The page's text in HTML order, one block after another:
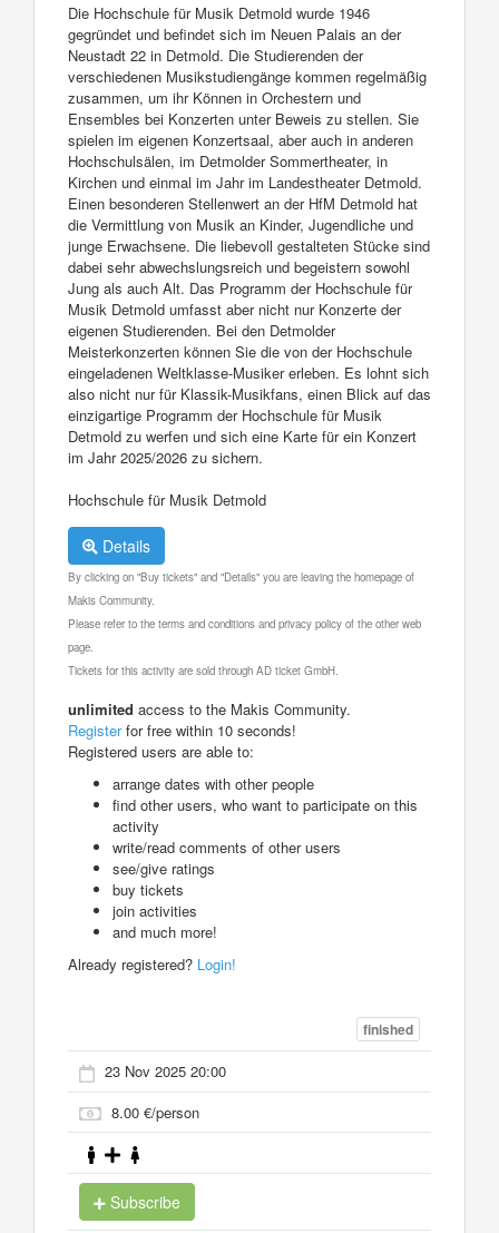
Die Hochschule für Musik Detmold wurde 1946
gegründet und befindet sich im Neuen Palais an der
Neustadt 22 in Detmold. Die Studierenden der
verschiedenen Musikstudiengänge kommen regelmäßig
zusammen, um ihr Können in Orchestern und
Ensembles bei Konzerten unter Beweis zu stellen. Sie
spielen im eigenen Konzertsaal, aber auch in anderen
Hochschulsälen, im Detmolder Sommertheater, in
Kirchen und einmal im Jahr im Landestheater Detmold.
Einen besonderen Stellenwert an der HfM Detmold hat
die Vermittlung von Musik an Kinder, Jugendliche und
junge Erwachsene. Die liebevoll gestalteten Stücke sind
dabei sehr abwechslungsreich und begeistern sowohl
Jung als auch Alt. Das Programm der Hochschule für
Musik Detmold umfasst aber nicht nur Konzerte der
eigenen Studierenden. Bei den Detmolder
Meisterkonzerten können Sie die von der Hochschule
eingeladenen Weltklasse-Musiker erleben. Es lohnt sich
also nicht nur für Klassik-Musikfans, einen Blick auf das
einzigartige Programm der Hochschule für Musik
Detmold zu werfen und sich eine Karte für ein Konzert
im Jahr 2025/2026 zu sichern.
Hochschule für Musik Detmold
Details
By clicking on "Buy tickets" and "Details" you are leaving the homepage of
Makis Community.
Please refer to the terms and conditions and privacy policy of the other web
page.
Tickets for this activity are sold through AD ticket GmbH.
unlimited access to the Makis Community.
Registerfor free within 10 seconds!
Registered users are able to:
arrange dates with other people
find other users, who want to participate on this
activity
write/read comments of other users
see/give ratings
buy tickets
join activities
and much more!
Already registered? Login!
finished
23 Nov 2025 20:00
8.00 €/person
Subscribe